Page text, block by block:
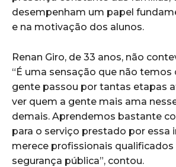
desempenham um papel
e na motivação dos alunos.
Renan Giro, de 33 anos, não
“É uma sensação que não temos
gente passou por tantas etapas
ver quem a gente mais ama
demais. Aprendemos bastante
para o serviço prestado por essa
merece profissionais qualificados
segurança pública”, contou.